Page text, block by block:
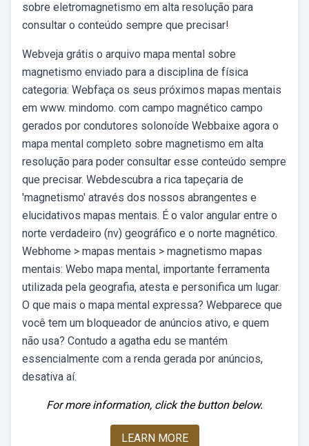
sobre eletromagnetismo em alta resolução para
consultar o conteúdo sempre que precisar!
Webveja grátis o arquivo mapa mental sobre
magnetismo enviado para a disciplina de física
categoria: Webfaça os seus próximos mapas mentais
em www. mindomo. com campo magnético campo
gerados por condutores solonoíde Webbaixe agora o
mapa mental completo sobre magnetismo em alta
resolução para poder consultar esse conteúdo sempre
que precisar. Webdescubra a rica tapeçaria de
'magnetismo' através dos nossos abrangentes e
elucidativos mapas mentais. É o valor angular entre o
norte verdadeiro (nv) geográfico e o norte magnético.
Webhome > mapas mentais > magnetismo mapas
mentais: Webo mapa mental, importante ferramenta
utilizada pela geografia, atesta e personifica um lugar.
O que mais o mapa mental expressa? Webparece que
você tem um bloqueador de anúncios ativo, e quem
não usa? Contudo a agatha edu se mantém
essencialmente com a renda gerada por anúncios,
desativa aí.
For more information, click the button below.
LEARN MORE